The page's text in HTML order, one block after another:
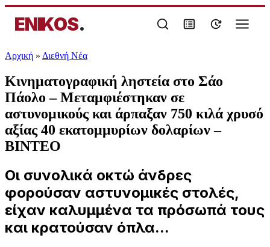
ENIKOS.
Αρχική » Διεθνή Νέα
Κινηματογραφική ληστεία στο Σάο
Πάολο – Μεταμφιέστηκαν σε
αστυνομικούς και άρπαξαν 750 κιλά χρυσό
αξίας 40 εκατομμυρίων δολαρίων –
ΒΙΝΤΕΟ
Οι συνολικά οκτώ άνδρες
φορούσαν αστυνομικές στολές,
είχαν καλυμμένα τα πρόσωπά τους
και κρατούσαν όπλα...